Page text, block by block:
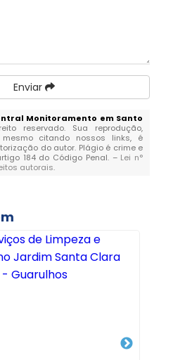
Enviar
Monitoramento em Santo
reservado. Sua reprodução,
citando nossos links, é
do autor. Plágio é crime e
184 do Código Penal. – Lei n°
autorais.